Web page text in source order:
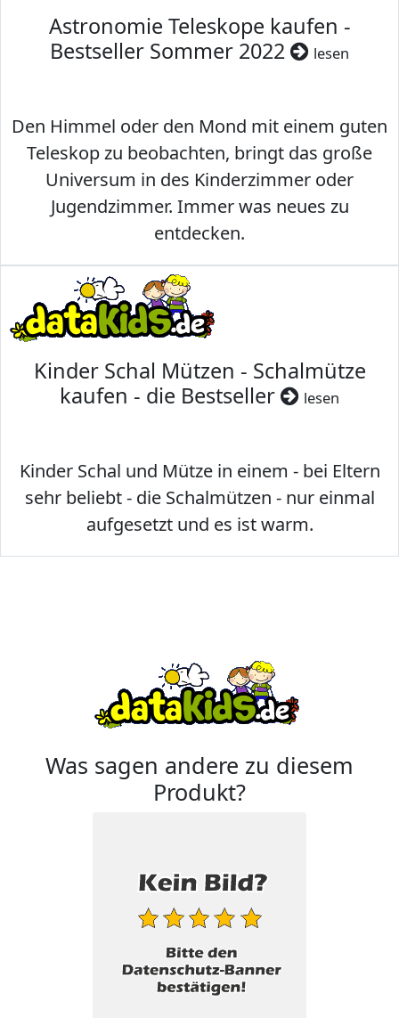
Astronomie Teleskope kaufen -
Bestseller Sommer 2022
lesen
Den Himmel oder den Mond mit einem guten
Teleskop zu beobachten, bringt das große
Universum in des Kinderzimmer oder
Jugendzimmer. Immer was neues zu
entdecken.
Kinder Schal Mützen - Schalmütze
kaufen - die Bestseller
lesen
Kinder Schal und Mütze in einem - bei Eltern
sehr beliebt - die Schalmützen - nur einmal
aufgesetzt und es ist warm.
Was sagen andere zu diesem
Produkt?